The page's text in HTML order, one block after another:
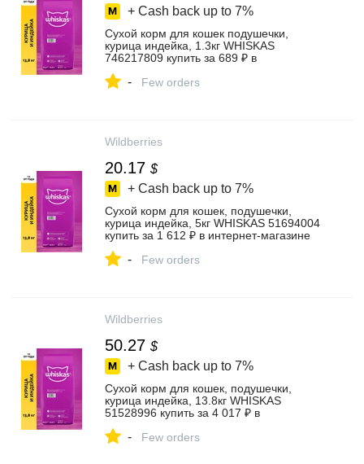
+ Cash back up to 7%
Сухой корм для кошек подушечки,
курица индейка, 1.3кг WHISKAS
746217809 купить за 689 ₽ в
- Few orders
Wildberries
20.17 $
+ Cash back up to 7%
Сухой корм для кошек, подушечки,
курица индейка, 5кг WHISKAS 51694004
купить за 1 612 ₽ в интернет‑магазине
- Few orders
Wildberries
50.27 $
+ Cash back up to 7%
Сухой корм для кошек, подушечки,
курица индейка, 13.8кг WHISKAS
51528996 купить за 4 017 ₽ в
- Few orders